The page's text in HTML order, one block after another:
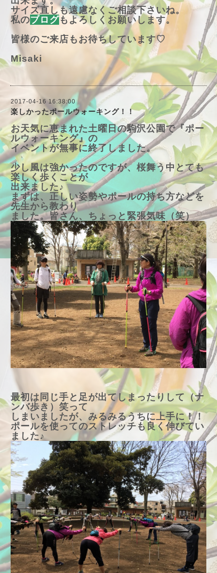
サイズ直しも遠慮なくご相談下さいね。
私のブログもよろしくお願いします。
皆様のご来店もお待ちしています♡
Misaki
2017-04-16 16:38:00
楽しかったポールウォーキング！！
お天気に恵まれた土曜日の駒沢公園で『ポー
ルウォーキング』の
イベントが無事に終了しました。
少し風は強かったのですが、桜舞う中とても
楽しく歩くことが
出来ました♪
まずは、正しい姿勢やポールの持ち方などを
先生から教わり
ました。皆さん、ちょっと緊張気味（笑）
最初は同じ手と足が出てしまったりして（ナ
ンバ歩き）笑って
しまいましたが、みるみるうちに上手に！！
ポールを使ってのストレッチも良く伸びてい
ました♪